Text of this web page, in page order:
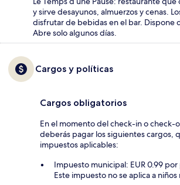
y sirve desayunos, almuerzos y cenas.
disfrutar de bebidas en el bar. Dispone
Abre solo algunos días.
Cargos y políticas
Cargos obligatorios
En el momento del check-in o check-
deberás pagar los siguientes cargos,
impuestos aplicables:
Impuesto municipal: EUR 0.99
Este impuesto no se aplica a niños